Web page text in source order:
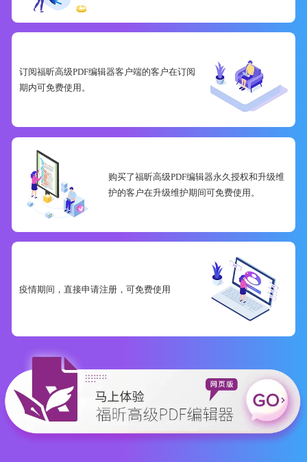
订阅福昕高级PDF编辑器客户端的客户在订阅
期内可免费使用。
购买了福昕高级PDF编辑器永久授权和升级维
护的客户在升级维护期间可免费使用。
疫情期间，直接申请注册，可免费使用